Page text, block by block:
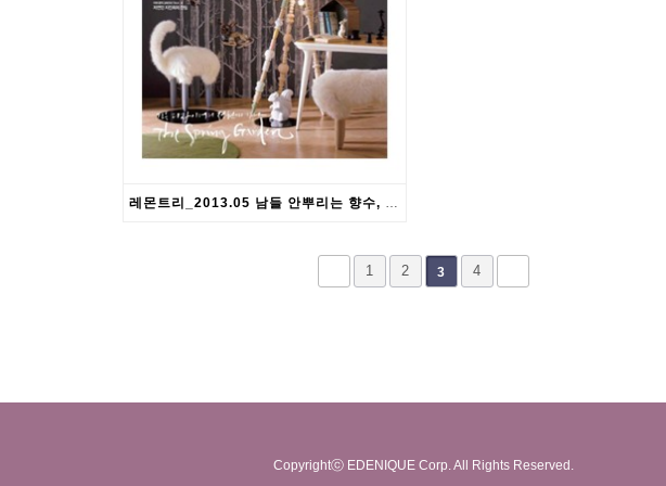
레몬트리_2013.05 남들 안뿌리는 향수, 어디 없나요? Lemontree
1 2 3 4
Copyrightⓒ EDENIQUE Corp. All Rights Reserved.